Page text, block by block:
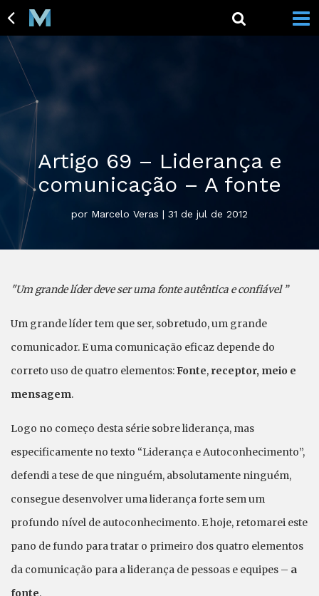
Artigo 69 – Liderança e
comunicação – A fonte
por Marcelo Veras | 31 de jul de 2012
"Um grande líder deve ser uma fonte autêntica e confiável ”
Um grande líder tem que ser, sobretudo, um grande
comunicador. E uma comunicação eficaz depende do
correto uso de quatro elementos:Fonte, receptor, meio e
mensagem.
Logo no começo desta série sobre liderança, mas
especificamente no texto “Liderança e Autoconhecimento”,
defendi a tese de que ninguém, absolutamente ninguém,
consegue desenvolver uma liderança forte sem um
profundo nível de autoconhecimento. E hoje, retomarei este
pano de fundo para tratar o primeiro dos quatro elementos
da comunicação para a liderança de pessoas e equipes – a
fonte.